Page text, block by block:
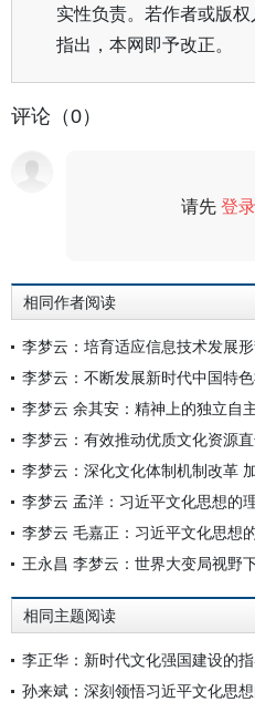
实性负责。若作者或版
指出，本网即予改正。
评论（0）
请先登录
相同作者阅读
李梦云：培育适应信息技术发展
李梦云：不断发展新时代中国特
李梦云 余其安：精神上的独立自
李梦云：有效推动优质文化资源
李梦云：深化文化体制机制改革
李梦云 孟洋：习近平文化思想的
李梦云 毛嘉正：习近平文化思想
王永昌 李梦云：世界大变局视野
相同主题阅读
李正华：新时代文化强国建设的
孙来斌：深刻领悟习近平文化思